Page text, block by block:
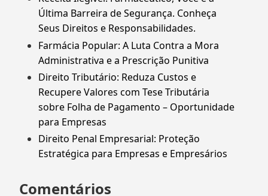
Última Barreira de Segurança. Conheça
Seus Direitos e Responsabilidades.
Farmácia Popular: A Luta Contra a Mora
Administrativa e a Prescrição Punitiva
Direito Tributário: Reduza Custos e
Recupere Valores com Tese Tributária
sobre Folha de Pagamento – Oportunidade
para Empresas
Direito Penal Empresarial: Proteção
Estratégica para Empresas e Empresários
Comentários